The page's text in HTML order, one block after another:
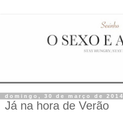
domingo, 30 de março de 2014
Já na hora de Verão